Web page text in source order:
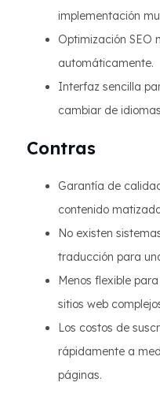
implementación
Optimización SEO
automáticamente.
Interfaz sencilla
cambiar de
Contras
Garantía de
contenido
No existen
traducción para
Menos flexible
sitios web
Los costos de
rápidamente a
páginas.